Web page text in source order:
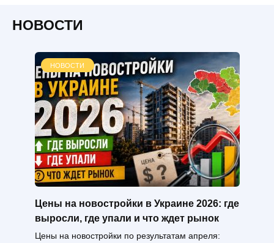
НОВОСТИ
НОВОСТИ
Цены на новостройки в Украине 2026: где
выросли, где упали и что ждет рынок
Цены на новостройки по результатам апреля: